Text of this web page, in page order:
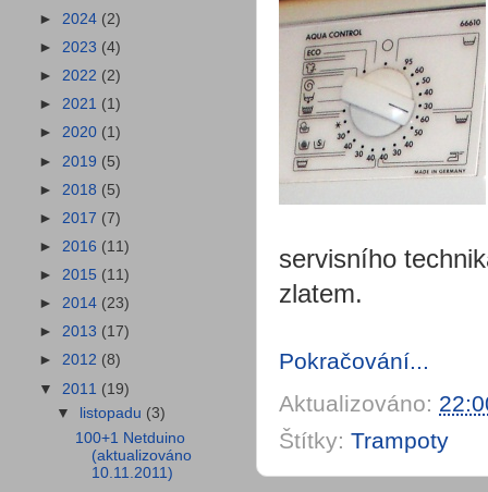
servisního
zlatem.
Pokračování...
Aktualizováno:
Štítky: Trampoty
► 2024 (2)
► 2023 (4)
► 2022 (2)
► 2021 (1)
► 2020 (1)
► 2019 (5)
► 2018 (5)
► 2017 (7)
► 2016 (11)
► 2015 (11)
► 2014 (23)
► 2013 (17)
► 2012 (8)
▼ 2011 (19)
▼
listopadu (3)
100+1 Netduino
(aktualizováno
10.11.2011)